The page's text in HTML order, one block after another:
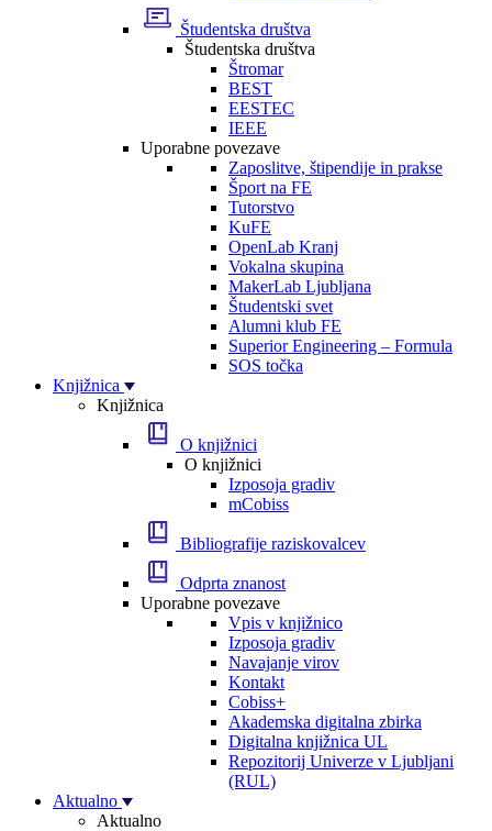
Študentska društva
Študentska društva
Štromar
BEST
EESTEC
IEEE
Uporabne povezave
Zaposlitve, štipendije in prakse
Šport na FE
Tutorstvo
KuFE
OpenLab Kranj
Vokalna skupina
MakerLab Ljubljana
Študentski svet
Alumni klub FE
Superior Engineering – Formula
SOS točka
Knjižnica
Knjižnica
O knjižnici
O knjižnici
Izposoja gradiv
mCobiss
Bibliografije raziskovalcev
Odprta znanost
Uporabne povezave
Vpis v knjižnico
Izposoja gradiv
Navajanje virov
Kontakt
Cobiss+
Akademska digitalna zbirka
Digitalna knjižnica UL
Repozitorij Univerze v Ljubljani
(RUL)
Aktualno
Aktualno